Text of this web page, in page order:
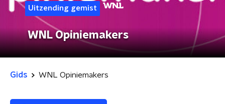
Uitzending gemist
WNL Opiniemakers
Gids WNL Opiniemakers